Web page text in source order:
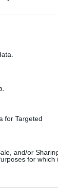
for Targeted
and/or
for which
υποχρέωση
και των μη
ακόμη
να